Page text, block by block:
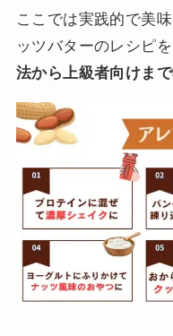
ここでは実践的で美
ッツバターのレシピ
法から上級者向けま